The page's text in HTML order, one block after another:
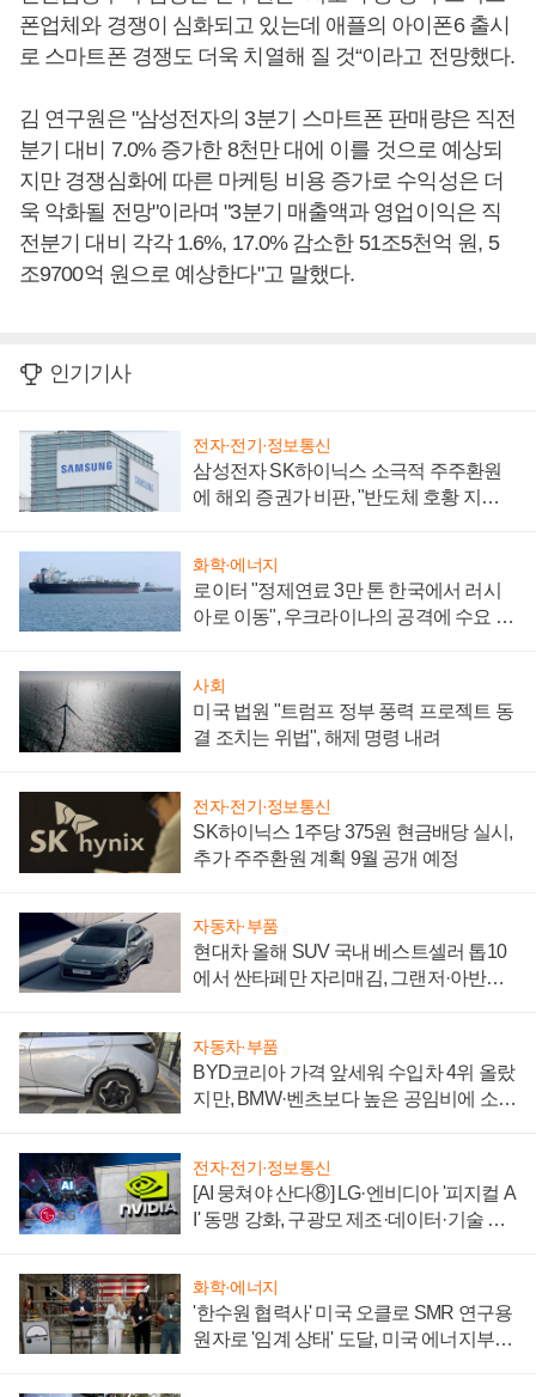
폰업체와 경쟁이 심화되고 있는데 애플의 아이폰6 출시
로 스마트폰 경쟁도 더욱 치열해 질 것“이라고 전망했다.
김 연구원은 "삼성전자의 3분기 스마트폰 판매량은 직전
분기 대비 7.0% 증가한 8천만 대에 이를 것으로 예상되
지만 경쟁심화에 따른 마케팅 비용 증가로 수익성은 더
욱 악화될 전망"이라며 "3분기 매출액과 영업이익은 직
전분기 대비 각각 1.6%, 17.0% 감소한 51조5천억 원, 5
조9700억 원으로 예상한다"고 말했다.
인기기사
전자·전기·정보통신
삼성전자 SK하이닉스 소극적 주주환원
에 해외 증권가 비판, "반도체 호황 지속
화학·에너지
로이터 "정제연료 3만 톤 한국에서 러시
아로 이동", 우크라이나의 공격에 수요 늘
사회
미국 법원 "트럼프 정부 풍력 프로젝트 동
결 조치는 위법", 해제 명령 내려
전자·전기·정보통신
SK하이닉스 1주당 375원 현금배당 실시,
추가 주주환원 계획 9월 공개 예정
자동차·부품
현대차 올해 SUV 국내 베스트셀러 톱10
에서 싼타페만 자리매김, 그랜저·아반떼
자동차·부품
BYD코리아 가격 앞세워 수입차 4위 올랐
지만, BMW·벤츠보다 높은 공임비에 소비
전자·전기·정보통신
[AI 뭉쳐야 산다⑧] LG·엔비디아 '피지컬 A
I' 동맹 강화, 구광모 제조·데이터·기술 결
화학·에너지
'한수원 협력사' 미국 오클로 SMR 연구용
원자로 '임계 상태' 도달, 미국 에너지부